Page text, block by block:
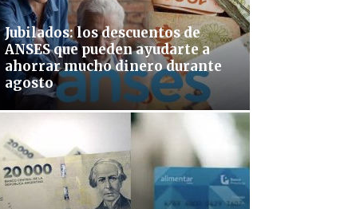
Jubilados: los descuentos de
ANSES que pueden ayudarte a
ahorrar mucho dinero durante
agosto